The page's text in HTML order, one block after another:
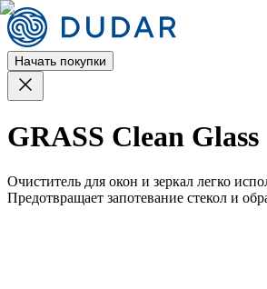
Начать покупки
GRASS Clean
Очиститель для окон и зеркал легко
Предотвращает запотевание стекол и